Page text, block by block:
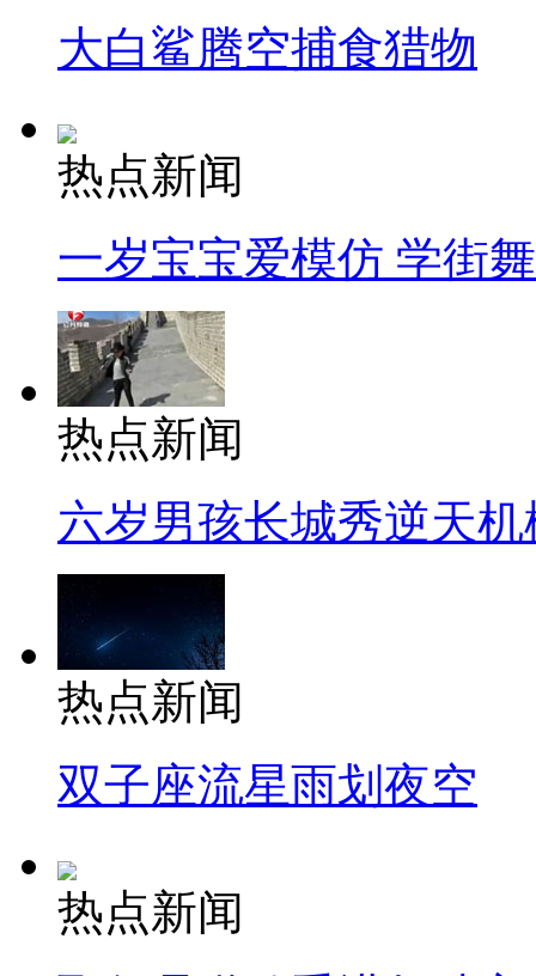
大白鲨腾空捕食猎物
热点新闻
一岁宝宝爱模仿 学街
热点新闻
六岁男孩长城秀逆天机
热点新闻
双子座流星雨划夜空
热点新闻